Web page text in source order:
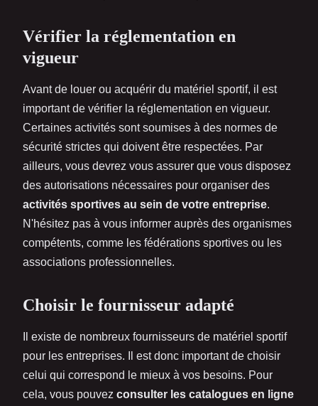
Vérifier la réglementation en
vigueur
Avant de louer ou acquérir du matériel sportif, il est
important de vérifier la réglementation en vigueur.
Certaines activités sont soumises à des normes de
sécurité strictes qui doivent être respectées. Par
ailleurs, vous devrez vous assurer que vous disposez
des autorisations nécessaires pour organiser des
activités sportives au sein de votre entreprise.
N'hésitez pas à vous informer auprès des organismes
compétents, comme les fédérations sportives ou les
associations professionnelles.
Choisir le fournisseur adapté
Il existe de nombreux fournisseurs de matériel sportif
pour les entreprises. Il est donc important de choisir
celui qui correspond le mieux à vos besoins. Pour
cela, vous pouvez consulter les catalogues en ligne